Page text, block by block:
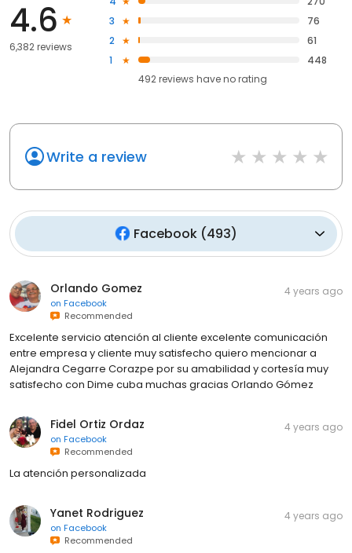
4.6
6,382 reviews
3
76
2
61
1
448
492reviews haveno rating
Write a review
Facebook (493)
Orlando Gomez
on Facebook
Recommended
4 years ago
Excelente servicio atención al cliente excelente comunicación
entre empresa y cliente muy satisfecho quiero mencionar a
Alejandra Cegarre Corazpe por su amabilidad y cortesía muy
satisfecho con Dime cuba muchas gracias Orlando Gómez
Fidel Ortiz Ordaz
on Facebook
Recommended
4 years ago
La atención personalizada
Yanet Rodriguez
on Facebook
Recommended
4 years ago